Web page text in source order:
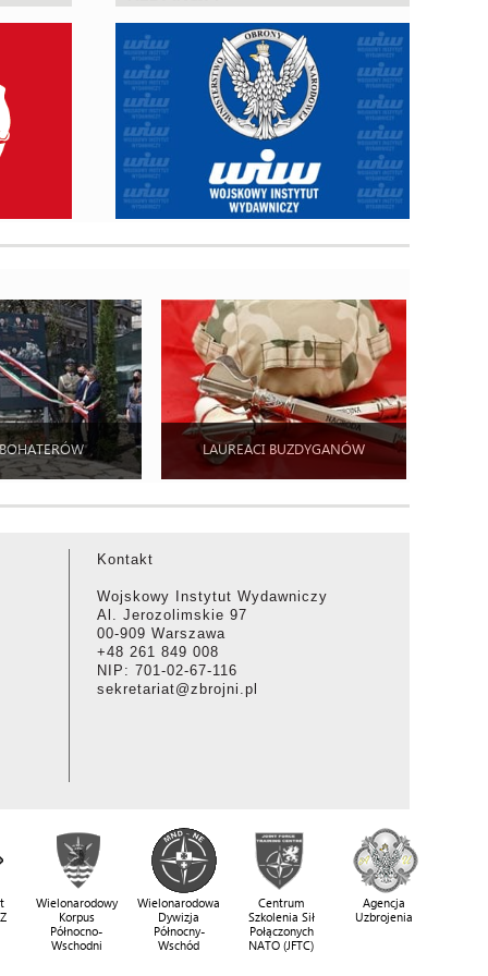
LAUREACI BUZDYGANÓW
Kontakt
Wojskowy Instytut Wydawniczy
Al. Jerozolimskie 97
00-909 Warszawa
+48 261 849 008
NIP: 701-02-67-116
sekretariat@zbrojni.pl
Wielonarodowy
Korpus
Północno-
Wschodni
Wielonarodowa
Dywizja
Północny-
Wschód
Centrum
Szkolenia Sił
Połączonych
NATO (JFTC)
Agencja
Uzbrojenia